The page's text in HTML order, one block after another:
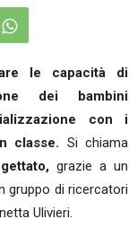
le capacità di
dei bambini
con i
classe. Si chiama
grazie a un
gruppo di ricercatori
Ulivieri.